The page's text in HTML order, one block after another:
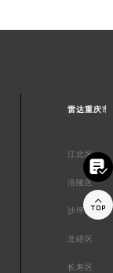
雷达重庆市
江北区
涪陵区
沙坪坝区
北碚区
长寿区

